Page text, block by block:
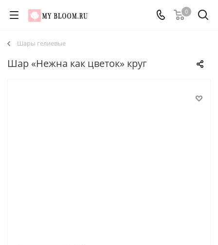
0
Шары гелиевые
Шар «Нежна как цветок» круг